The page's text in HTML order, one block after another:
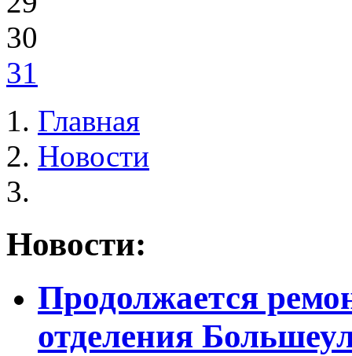
30
31
Главная
Новости
Новости:
Продолжается
отделения